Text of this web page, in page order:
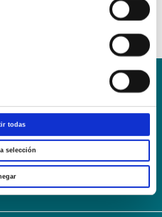
todas
selección
DE SERVICIOS
cookies
User Login